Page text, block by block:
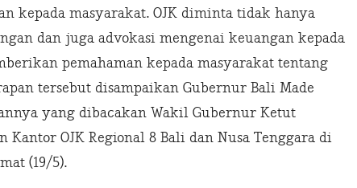
kepada masyarakat. OJK diminta tidak hanya
dan juga advokasi mengenai keuangan kepada
pemahaman kepada masyarakat tentang
tersebut disampaikan Gubernur Bali Made
yang dibacakan Wakil Gubernur Ketut
Kantor OJK Regional 8 Bali dan Nusa Tenggara di
(19/5).